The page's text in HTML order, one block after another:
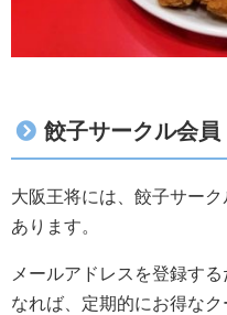
餃子サークル会員
大阪王将には、餃子サー
あります。
メールアドレスを登録す
なれば、定期的にお得な